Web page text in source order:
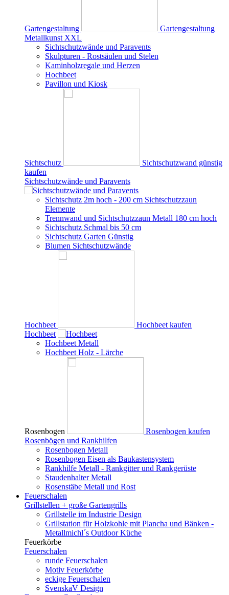
Gartengestaltung
Gartengestaltung
Metallkunst XXL
Sichtschutzwände und Paravents
Skulpturen - Rostsäulen und Stelen
Kaminholzregale und Herzen
Hochbeet
Pavillon und Kiosk
Sichtschutz
Sichtschutzwand günstig
kaufen
Sichtschutzwände und Paravents
Sichtschutz 2m hoch - 200 cm Sichtschutzzaun
Elemente
Trennwand und Sichtschutzzaun Metall 180 cm hoch
Sichtschutz Schmal bis 50 cm
Sichtschutz Garten Günstig
Blumen Sichtschutzwände
Hochbeet
Hochbeet kaufen
Hochbeet
Hochbeet Metall
Hochbeet Holz - Lärche
Rosenbogen
Rosenbogen kaufen
Rosenbögen und Rankhilfen
Rosenbogen Metall
Rosenbogen Eisen als Baukastensystem
Rankhilfe Metall - Rankgitter und Rankgerüste
Staudenhalter Metall
Rosenstäbe Metall und Rost
Feuerschalen
Grillstellen + große Gartengrills
Grillstelle im Industrie Design
Grillstation für Holzkohle mit Plancha und Bänken -
Metallmichl´s Outdoor Küche
Feuerkörbe
Feuerschalen
runde Feuerschalen
Motiv Feuerkörbe
eckige Feuerschalen
SvenskaV Design